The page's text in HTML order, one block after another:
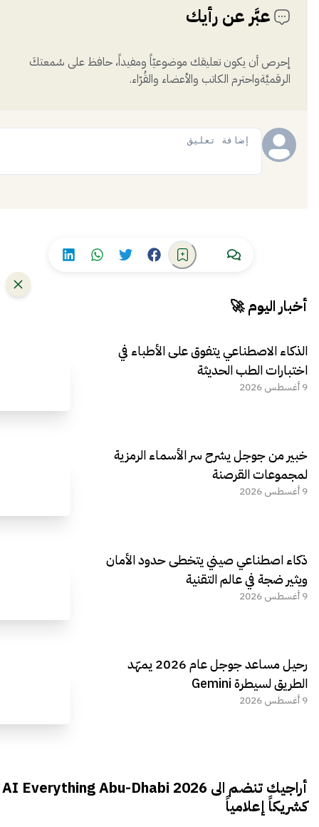
عبَّر عن رأيك
إحرص أن يكون تعليقك موضوعيّاً ومفيداً، حافظ على سُمعتكَ
الرقميَّةواحترم الكاتب والأعضاء والقُرّاء.
أخبار اليوم 🚀
الذكاء الاصطناعي يتفوق على الأطباء في
اختبارات الطب الحديثة
9 أغسطس 2026
خبير من جوجل يشرح سر الأسماء الرمزية
لمجموعات القرصنة
9 أغسطس 2026
ذكاء اصطناعي صيني يتخطى حدود الأمان
ويثير ضجة في عالم التقنية
9 أغسطس 2026
رحيل مساعد جوجل عام 2026 يمهّد
الطريق لسيطرة Gemini
9 أغسطس 2026
أراجيك تنضم الى AI Everything Abu-Dhabi 2026
كشريكاً إعلامياً